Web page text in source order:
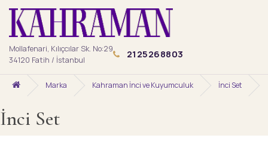
Mollafenari, Kılıçcılar Sk. No:29
34120 Fatih / İstanbul
2125268803
Marka Kahraman İnci ve Kuyumculuk İnci Set
İnci Set